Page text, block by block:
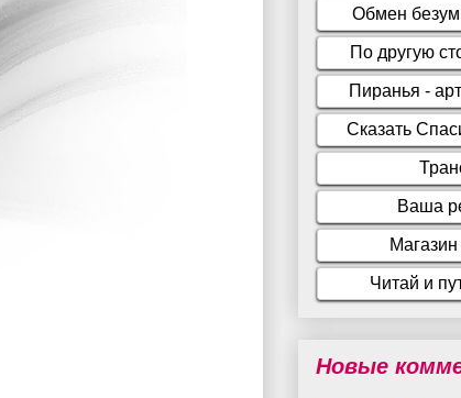
Новые